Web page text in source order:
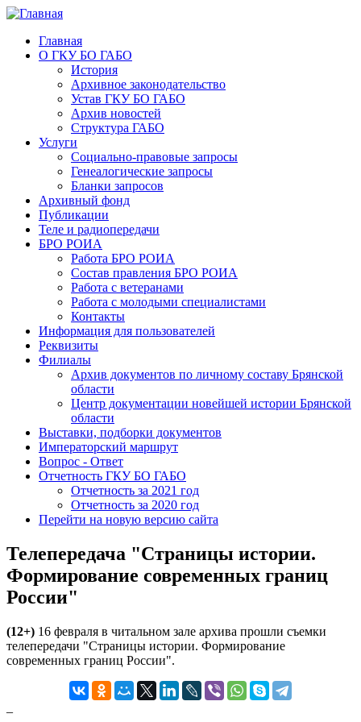
Главная
О ГКУ БО ГАБО
История
Архивное законодательство
Устав ГКУ БО ГАБО
Архив новостей
Структура ГАБО
Услуги
Социально-правовые запросы
Генеалогические запросы
Бланки запросов
Архивный фонд
Публикации
Теле и радиопередачи
БРО РОИА
Работа БРО РОИА
Состав правления БРО РОИА
Работа с ветеранами
Работа с молодыми специалистами
Контакты
Информация для пользователей
Реквизиты
Филиалы
Архив документов по личному составу Брянской
области
Центр документации новейшей истории Брянской
области
Выставки, подборки документов
Императорский маршрут
Вопрос - Ответ
Отчетность ГКУ БО ГАБО
Отчетность за 2021 год
Отчетность за 2020 год
Перейти на новую версию сайта
Телепередача "Страницы истории.
Формирование современных границ
России"
(12+) 16 февраля в читальном зале архива прошли съемки
телепередачи "Страницы истории. Формирование
современных границ России".